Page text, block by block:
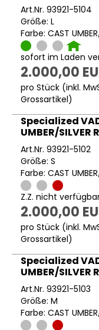
Art.Nr. 93921-5104
Größe: L
Farbe: CAST
sofort im Laden
2.000,00
pro Stück (inkl.
Grossartikel)
Specialized
UMBER/SILVER
Art.Nr. 93921-5102
Größe: S
Farbe: CAST
Z.Z. nicht
2.000,00
pro Stück (inkl.
Grossartikel)
Specialized
UMBER/SILVER
Art.Nr. 93921-5103
Größe: M
Farbe: CAST